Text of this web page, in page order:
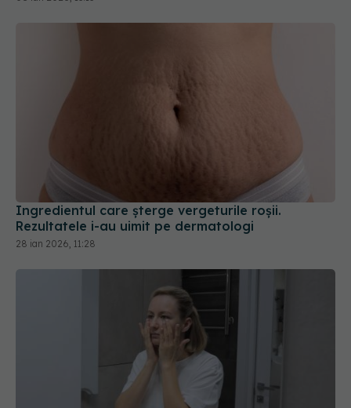
Ingredientul care șterge vergeturile roșii.
Rezultatele i-au uimit pe dermatologi
28 ian 2026, 11:28